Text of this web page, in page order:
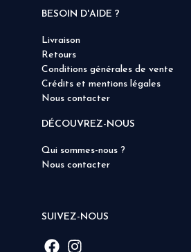
BESOIN D'AIDE ?
Livraison
Retours
Conditions générales de vente
Crédits et mentions légales
Nous contacter
DÉCOUVREZ-NOUS
Qui sommes-nous ?
Nous contacter
SUIVEZ-NOUS